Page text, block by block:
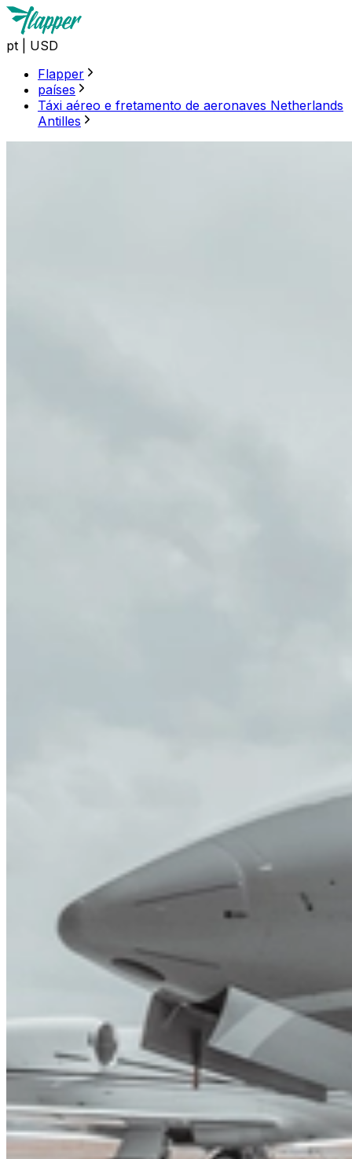
pt
USD
Flapper
países
Táxi aéreo e fretamento de aeronaves Netherlands
Antilles